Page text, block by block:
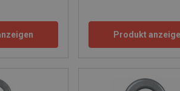
clamps are equipped with a safety
or structures in a straight up or horizontal
our contact page:
sales department.
Produkt